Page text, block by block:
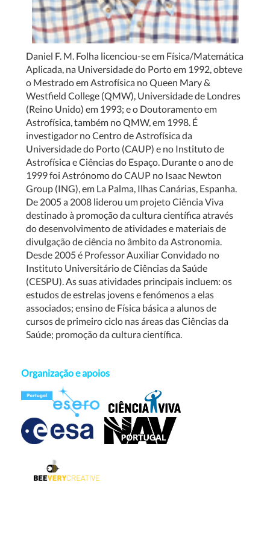
Daniel F. M. Folha licenciou-se em Física/Matemática
Aplicada, na Universidade do Porto em 1992, obteve
o Mestrado em Astrofísica no Queen Mary &
Westfield College (QMW), Universidade de Londres
(Reino Unido) em 1993; e o Doutoramento em
Astrofísica, também no QMW, em 1998. É
investigador no Centro de Astrofísica da
Universidade do Porto (CAUP) e no Instituto de
Astrofísica e Ciências do Espaço. Durante o ano de
1999 foi Astrónomo do CAUP no Isaac Newton
Group (ING), em La Palma, Ilhas Canárias, Espanha.
De 2005 a 2008 liderou um projeto Ciência Viva
destinado à promoção da cultura científica através
do desenvolvimento de atividades e materiais de
divulgação de ciência no âmbito da Astronomia.
Desde 2005 é Professor Auxiliar Convidado no
Instituto Universitário de Ciências da Saúde
(CESPU). As suas atividades principais incluem: os
estudos de estrelas jovens e fenómenos a elas
associados; ensino de Física básica a alunos de
cursos de primeiro ciclo nas áreas das Ciências da
Saúde; promoção da cultura científica.
Organização e apoios